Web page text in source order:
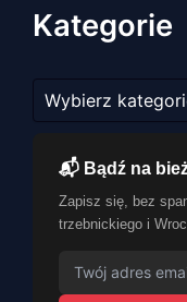
Kategorie
📬 Bądź na
Zapisz się, bez
trzebnickiego i